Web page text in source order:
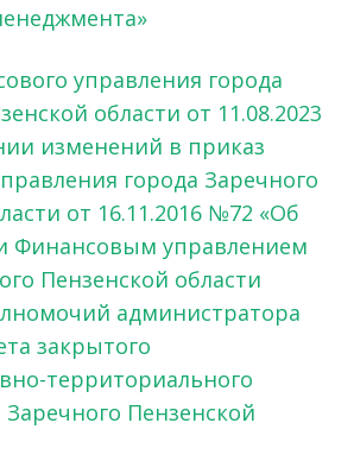
управления города
области от 11.08.2023
изменений в приказ
города Заречного
от 16.11.2016 №72 «Об
Финансовым управлением
Пензенской области
администратора
закрытого
территориального
Заречного Пензенской